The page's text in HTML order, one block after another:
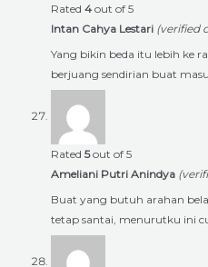
Rated 4 out of 5
Intan Cahya Lestari (verified
Yang bikin beda itu lebih ke
berjuang sendirian buat
Rated 5out of 5
Ameliani Putri Anindya
Buat yang butuh arahan
tetap santai, menurutku ini